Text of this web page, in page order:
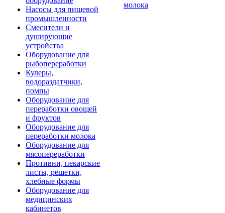
Насосы для пищевой
промышленности
Смесители и
душирующие
устройства
Оборудование для
рыбопереработки
Кулеры,
водораздатчики,
помпы
Оборудование для
переработки овощей
и фруктов
Оборудование для
переработки молока
Оборудование для
мясопереработки
Противни, пекарские
листы, решетки,
хлебные формы
Оборудование для
медицинских
кабинетов
молока